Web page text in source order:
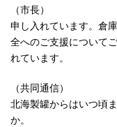
（市長）
申し入れています。倉
全へのご支援について
れています。
（共同通信）
北海製罐からはいつ頃
か。